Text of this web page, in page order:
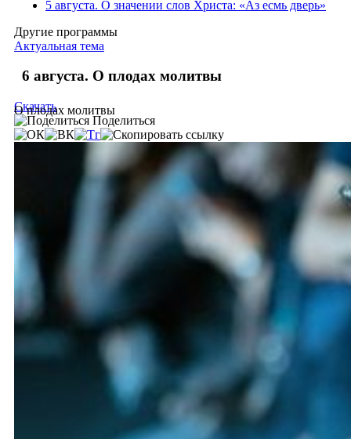
5 августа. О значении слов Христа: «Аз есмь дверь»
Другие программы
Актуальная тема
6 августа. О плодах молитвы
О плодах молитвы
Скачать
Поделиться